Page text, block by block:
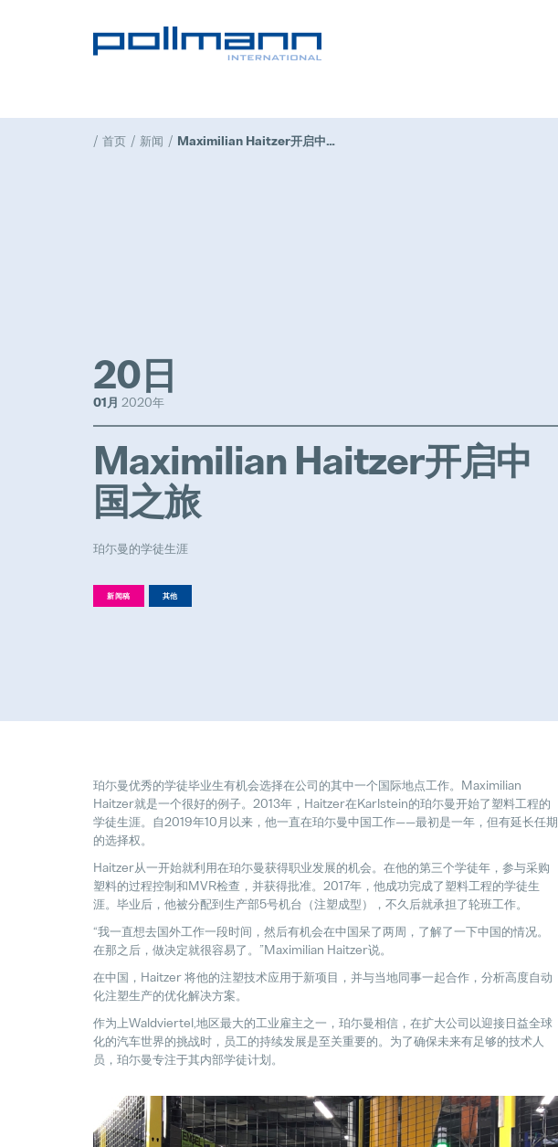
首页 新闻 Maximilian Haitzer开启中国之旅
20日
01月 2020年
Maximilian Haitzer开启中
国之旅
珀尓曼的学徒生涯
新闻稿 其他
珀尓曼优秀的学徒毕业生有机会选择在公司的其中一个国际地点工作。Maximilian
Haitzer就是一个很好的例子。2013年，Haitzer在Karlstein的珀尓曼开始了塑料工程的
学徒生涯。自2019年10月以来，他一直在珀尓曼中国工作——最初是一年，但有延长任期
的选择权。
Haitzer从一开始就利用在珀尓曼获得职业发展的机会。在他的第三个学徒年，参与采购
塑料的过程控制和MVR检查，并获得批准。2017年，他成功完成了塑料工程的学徒生
涯。毕业后，他被分配到生产部5号机台（注塑成型），不久后就承担了轮班工作。
“我一直想去国外工作一段时间，然后有机会在中国呆了两周，了解了一下中国的情况。
在那之后，做决定就很容易了。”Maximilian Haitzer说。
在中国，Haitzer 将他的注塑技术应用于新项目，并与当地同事一起合作，分析高度自动
化注塑生产的优化解决方案。
作为上Waldviertel,地区最大的工业雇主之一，珀尓曼相信，在扩大公司以迎接日益全球
化的汽车世界的挑战时，员工的持续发展是至关重要的。为了确保未来有足够的技术人
员，珀尓曼专注于其内部学徒计划。